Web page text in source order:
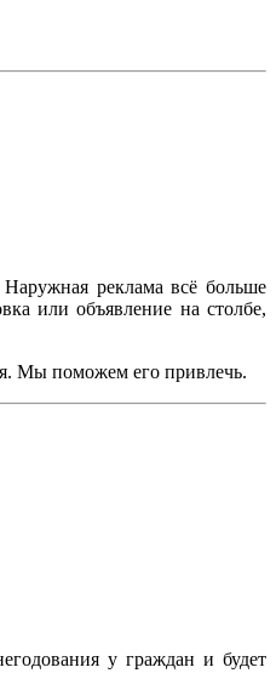
реклама всё больше
или объявление на столбе,
Мы поможем его привлечь.
у граждан и будет